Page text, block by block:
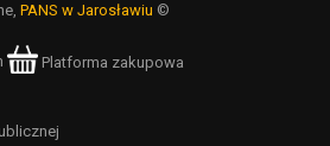
PANS w Jarosławiu ©
Platforma zakupowa